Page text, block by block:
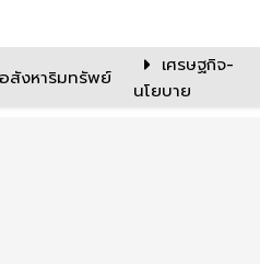
อสังหาริมทรัพย์
เศรษฐกิจ-
นโยบาย